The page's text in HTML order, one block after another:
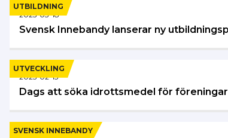
UTBILDNING
2025-03-18
Svensk Innebandy lanserar ny
UTVECKLING
2025-02-13
Dags att söka idrottsmedel för föreningar
SVENSK INNEBANDY